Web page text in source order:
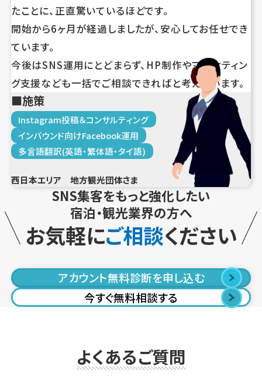
たことに、正直驚いているほどです。
開始から6ヶ月が経過しましたが、安心してお任せでき
ています。
今後はSNS運用にとどまらず、HP制作やマーケティン
グ支援なども一括でご相談できればと考えています。
施策
Instagram投稿＆コンサルティング
インバウンド向けFacebook運用
多言語翻訳(英語・繁体語・タイ語)
西日本エリア 地方観光団体さま
SNS集客をもっと強化したい
宿泊・観光業界の方へ
お気軽にご相談ください
アカウント無料診断を申し込む
今すぐ無料相談する
よくあるご質問